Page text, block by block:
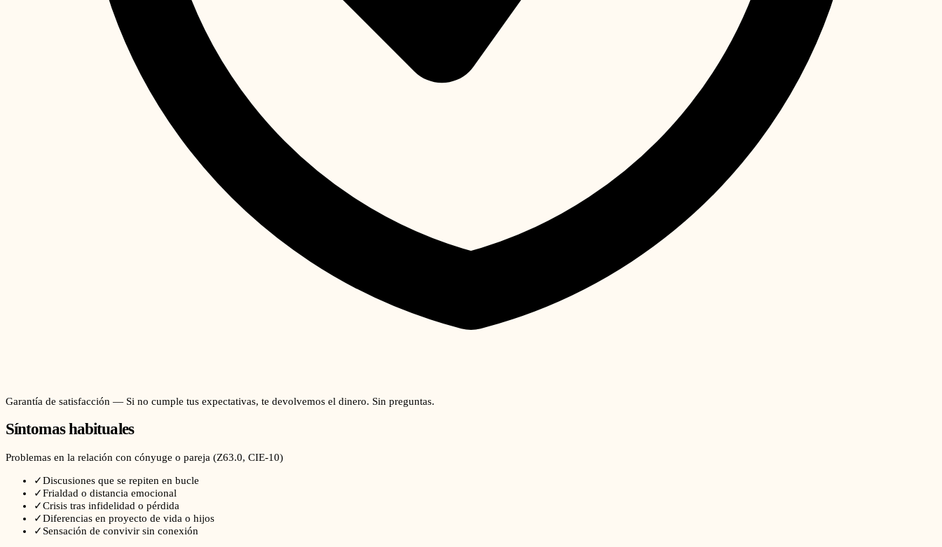
Garantía de satisfacción — Si no cumple tus expectativas, te devolvemos el dinero. Sin preguntas.
Síntomas habituales
Problemas en la relación con cónyuge o pareja (Z63.0, CIE-10)
✓Discusiones que se repiten en bucle
✓Frialdad o distancia emocional
✓Crisis tras infidelidad o pérdida
✓Diferencias en proyecto de vida o hijos
✓ Sensación de convivir sin conexión